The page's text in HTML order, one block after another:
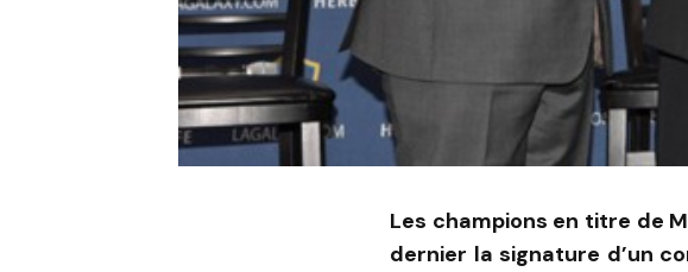
Les champions en titre de
dernier la signature d’un